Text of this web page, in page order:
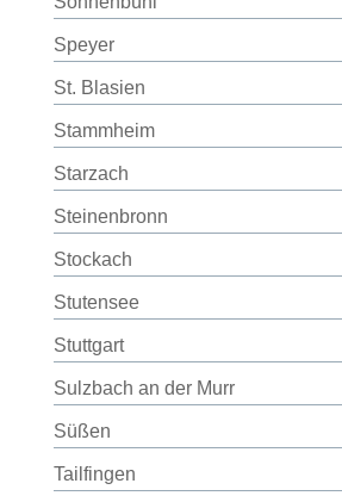
Speyer
St. Blasien
Stammheim
Starzach
Steinenbronn
Stockach
Stutensee
Stuttgart
Sulzbach an der Murr
Süßen
Tailfingen